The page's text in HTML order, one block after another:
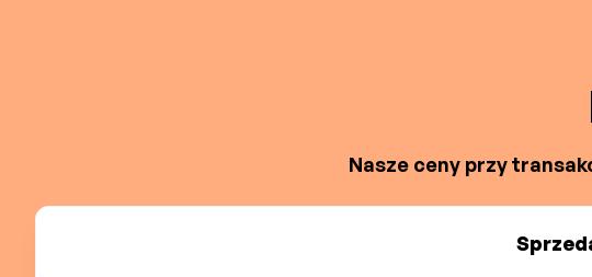
Nasze ceny przy